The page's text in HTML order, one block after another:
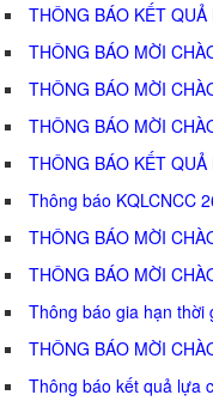
THÔNG BÁO KẾT
THÔNG BÁO MỜI
THÔNG BÁO MỜI
THÔNG BÁO MỜI
THÔNG BÁO KẾT
Thông báo KQLCNCC
THÔNG BÁO MỜI
THÔNG BÁO MỜI
Thông báo gia hạn thời
THÔNG BÁO MỜI
Thông báo kết quả lựa